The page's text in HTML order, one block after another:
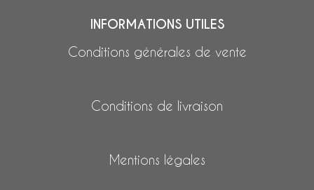
INFORMATIONS UTILES
Conditions générales de vente
Conditions de livraison
Mentions légales